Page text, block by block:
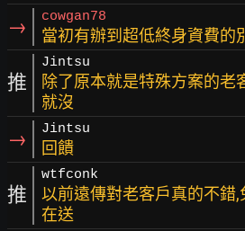
→ cowgan78
當初有辦到超低終身資費的
推
Jintsu
除了原本就是特殊方案的老
就沒
→ Jintsu
回饋
推
wtfconk
以前遠傳對老客戶真的不錯
在送